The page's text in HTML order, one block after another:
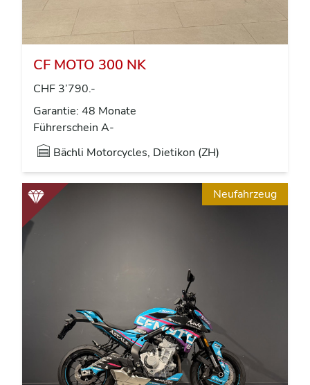
CF MOTO 300 NK
CHF 3’790.-
Garantie: 48 Monate
Führerschein A-
Bächli Motorcycles, Dietikon (ZH)
Neufahrzeug